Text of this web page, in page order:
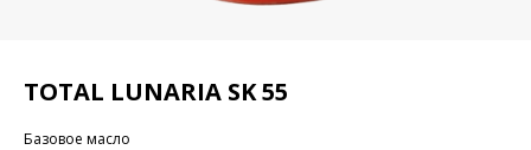
TOTAL LUNARIA SK 55
Базовое масло